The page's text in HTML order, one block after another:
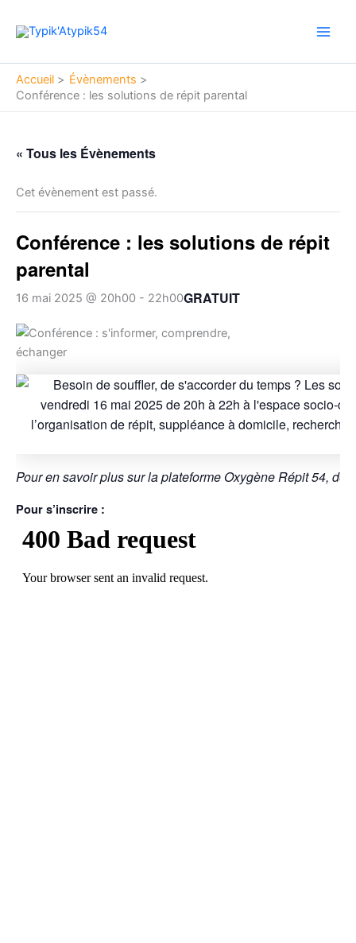
Accueil
Évènements
Conférence : les solutions de répit parental
« Tous les Évènements
Cet évènement est passé.
Conférence : les solutions de répit
parental
16 mai 2025 @ 20h00 - 22h00GRATUIT
Pour en savoir plus sur la plateforme Oxygène Répit 54,
Pour s’inscrire :